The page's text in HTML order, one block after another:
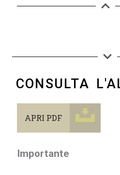
CONSULTA
APRI PDF
Importante